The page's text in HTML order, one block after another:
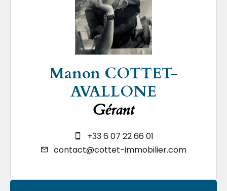
Manon COTTET-
AVALLONE
Gérant
+33 6 07 22 66 01
contact@cottet-immobilier.com